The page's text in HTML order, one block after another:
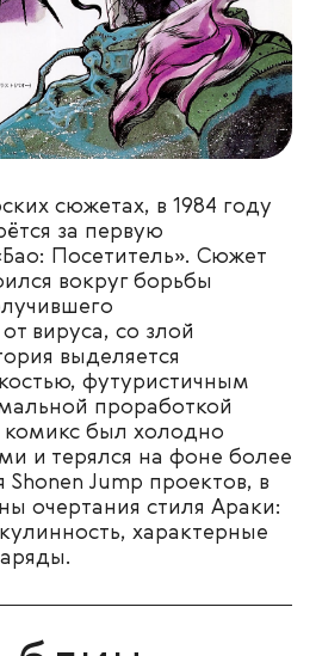
сюжетах, в 1984 году
за первую
Посетитель». Сюжет
вокруг борьбы
вируса, со злой
выделяется
футуристичным
проработкой
комикс был холодно
и терялся на фоне более
Jump проектов, в
очертания стиля Араки:
характерные